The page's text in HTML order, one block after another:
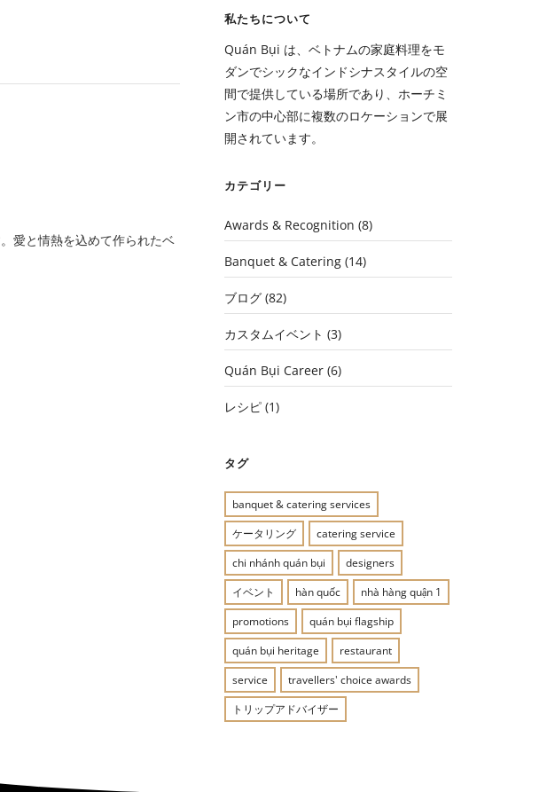
愛と情熱を込めて作られたベ
私たちについて
Quán Bụi は、ベトナムの家庭料理をモ
ダンでシックなインドシナスタイルの空
間で提供している場所であり、ホーチミ
ン市の中心部に複数のロケーションで展
開されています。
カテゴリー
Awards & Recognition (8)
Banquet & Catering (14)
ブログ (82)
カスタムイベント (3)
Quán Bụi Career (6)
レシピ (1)
タグ
banquet & catering services
ケータリング
catering service
chi nhánh quán bụi
designers
イベント
hàn quốc
nhà hàng quận 1
promotions
quán bụi flagship
quán bụi heritage
restaurant
service
travellers' choice awards
トリップアドバイザー